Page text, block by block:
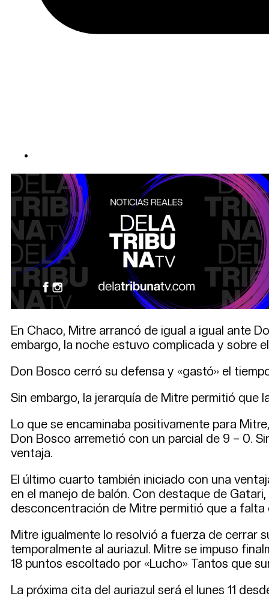
En Chaco, Mitre arrancó de igual a igual ante
embargo, la noche estuvo complicada y sobre
Don Bosco cerró su defensa y «gastó» el
Sin embargo, la jerarquía de Mitre permitió que
Lo que se encaminaba positivamente para
Don Bosco arremetió con un parcial de 9 – 0.
ventaja.
El último cuarto también iniciado con una
en el manejo de balón. Con destaque de
desconcentración de Mitre permitió que a falta
Mitre igualmente lo resolvió a fuerza de cerrar
temporalmente al auriazul. Mitre se impuso
18 puntos escoltado por «Lucho» Tantos que
La próxima cita del auriazul será el lunes 11